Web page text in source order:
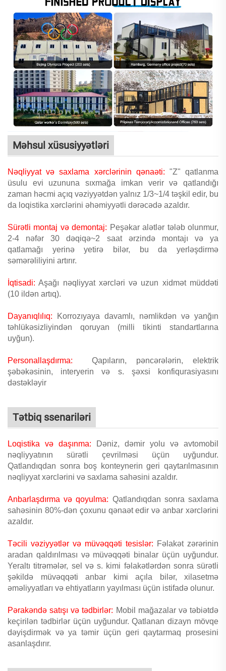
Məhsul xüsusiyyətləri
Nəqliyyat və saxlama xərclərinin qənaəti: "Z" qatlanma
üsulu evi uzununa sıxmağa imkan verir və qatlandığı
zaman həcmi açıq vəziyyətdən yalnız 1/3~1/4 təşkil edir, bu
da loqistika xərclərini əhəmiyyətli dərəcədə azaldır.
Sürətli montaj və demontaj: Peşəkar alətlər tələb olunmur,
2-4 nəfər 30 dəqiqə~2 saat ərzində montajı və ya
qatlamağı yerinə yetirə bilər, bu da yerləşdirmə
səmərəliliyini artırır.
İqtisadi:Aşağı nəqliyyat xərcləri və uzun xidmət müddəti
(10 ildən artıq).
Dayanıqlılıq:
Korrozıyaya davamlı, nəmlikdən və yanğın
təhlükəsizliyindən qoruyan (milli tikinti standartlarına
uyğun).
Personallaşdırma:
Qapıların, pəncərələrin, elektrik
şəbəkəsinin, interyerin və s. şəxsi konfiqurasiyasını
dəstəkləyir
Tətbiq ssenariləri
Loqistika və daşınma:
Dəniz, dəmir yolu və avtomobil
nəqliyyatının sürətli çevrilməsi üçün uyğundur.
Qatlandıqdan sonra boş konteynerin geri qaytarılmasının
nəqliyyat xərclərini və saxlama sahəsini azaldır.
Anbarlaşdırma və qoyulma: Qatlandıqdan sonra saxlama
sahəsinin 80%-dən çoxunu qənaət edir və anbar xərclərini
azaldır.
Təcili vəziyyətlər və müvəqqəti tesislər: Fəlakət zərərinin
aradan qaldırılması və müvəqqəti binalar üçün uyğundur.
Yeraltı titrəmələr, sel və s. kimi fəlakətlərdən sonra sürətli
şəkildə müvəqqəti anbar kimi açıla bilər, xilasetmə
əməliyyatları və ehtiyatların yayılması üçün istifadə olunur.
Pərakəndə satışı və tədbirlər: Mobil mağazalar və təbiətdə
keçirilən tədbirlər üçün uyğundur. Qatlanan dizayn mövqe
dəyişdirmək və ya təmir üçün geri qaytarmaq prosesini
asanlaşdırır.